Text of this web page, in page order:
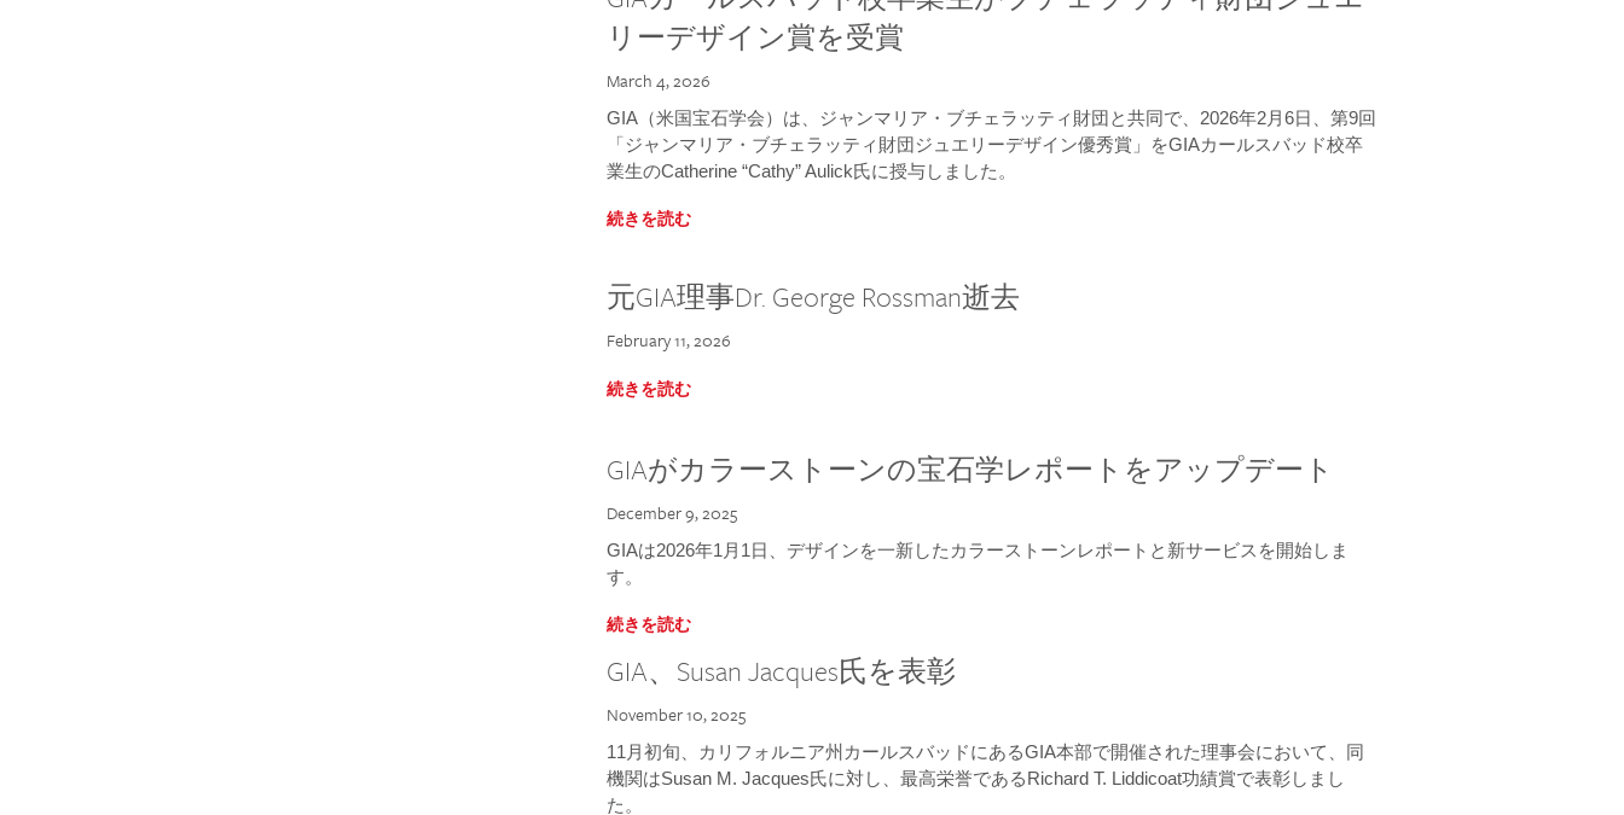
リーデザイン賞を受賞
March 4, 2026
GIA（米国宝石学会）は、ジャンマリア・ブチェラッティ財団と共同で、2026年2月6日、第9回
「ジャンマリア・ブチェラッティ財団ジュエリーデザイン優秀賞」をGIAカールスバッド校卒
業生のCatherine “Cathy” Aulick氏に授与しました。
続きを読む
元GIA理事Dr. George Rossman逝去
February 11, 2026
続きを読む
GIAがカラーストーンの宝石学レポートをアップデート
December 9, 2025
GIAは2026年1月1日、デザインを一新したカラーストーンレポートと新サービスを開始しま
す。
続きを読む
GIA、Susan Jacques氏を表彰
November 10, 2025
11月初旬、カリフォルニア州カールスバッドにあるGIA本部で開催された理事会において、同
機関はSusan M. Jacques氏に対し、最高栄誉であるRichard T. Liddicoat功績賞で表彰しまし
た。